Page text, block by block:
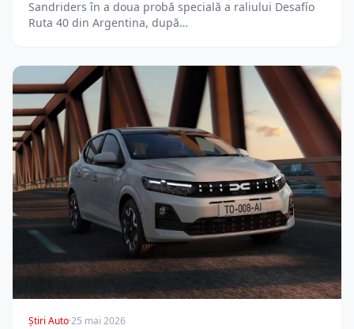
Sandriders în a doua probă specială a raliului Desafío
Ruta 40 din Argentina, după…
Știri Auto·25 mai 2026